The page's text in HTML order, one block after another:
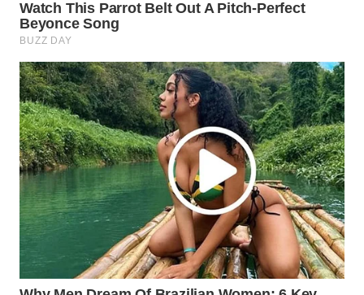
WN
BINTAN
WN
MANDALIKA
WN
LIKUPANG
WN
LABUANBAJO
BORNEO